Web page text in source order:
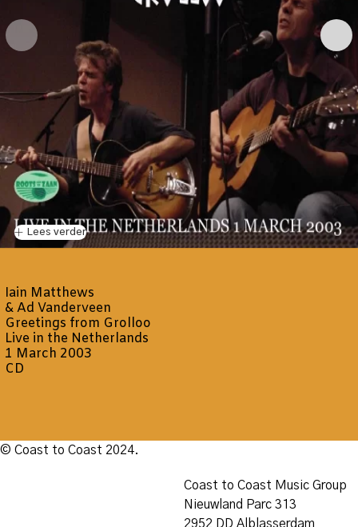
Lees verder
Iain Matthews
& Ad Vanderveen
Greetings from Grolloo
Live in the Netherlands
1 March 2003
CD
© Coast to Coast 2024.
Coast to Coast Music Group
Nieuwland Parc 313
2952 DD Alblasserdam